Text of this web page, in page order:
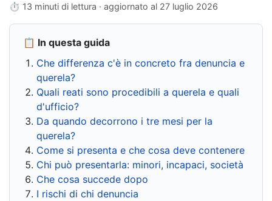
⏱ 13 minuti di lettura · aggiornato al 27 luglio 2026
📋 In questa guida
Che differenza c'è in concreto fra denuncia e
querela?
Quali reati sono procedibili a querela e quali
d'ufficio?
Da quando decorrono i tre mesi per la
querela?
Come si presenta e che cosa deve contenere
Chi può presentarla: minori, incapaci, società
Che cosa succede dopo
I rischi di chi denuncia